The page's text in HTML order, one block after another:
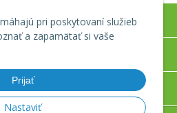
pri poskytovaní služieb
a zapamätať si vaše
Prijať
Nastaviť